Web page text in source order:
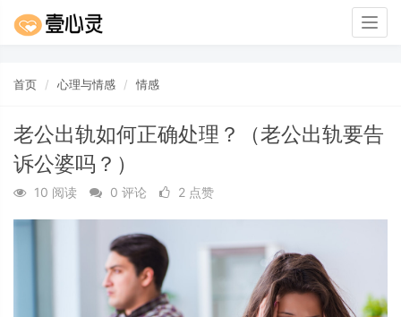
首页 心理与情感 情感
老公出轨如何正确处理？（老公出轨要告
诉公婆吗？）
10 阅读 0 评论 2 点赞